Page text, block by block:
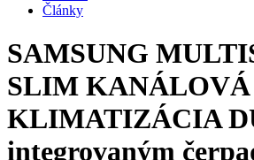
Články
SAMSUNG
SLIM KANÁLOVÁ
KLIMATIZÁCIA
integrovaným